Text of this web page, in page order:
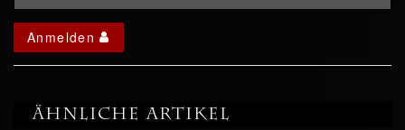
Anmelden
Ähnliche Artikel